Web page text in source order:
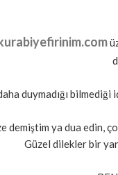
duymadığı
demiştim ya dua edin,
Güzel dilekler bir